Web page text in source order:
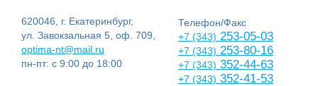
620046, г. Екатеринбург,
ул. Завокзальная 5, оф. 709,
optima-nt@mail.ru
пн-пт: с 9:00 до 18:00
Телефон/Факс
+7 (343) 253-05-03
+7 (343) 253-80-16
+7 (343) 352-44-63
+7 (343) 352-41-53